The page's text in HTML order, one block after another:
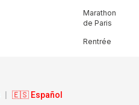
Marathon
de Paris
Rentrée
🇪🇸 Español